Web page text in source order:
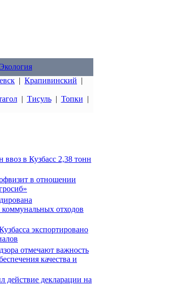
Экология
| Крапивинский |
| Тисуль| Топки |
ввоз в Кузбасс 2,38 тонн
в отношении
отходов
экспортировано
отмечают важность
качества и
действие декларации на